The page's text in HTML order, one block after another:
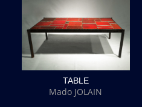
TABLE
Mado JOLAIN